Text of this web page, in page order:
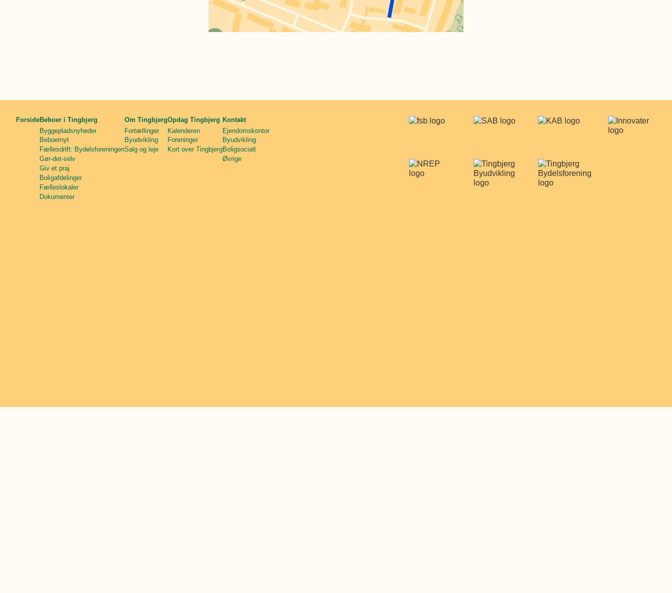
ForsideBeboer i Tingbjerg
Byggepladsnyheder
Beboernyt
Fællesdrift: Bydelsforeningen
Gør-det-selv
Giv et praj
Boligafdelinger
Fælleslokaler
Dokumenter
Om Tingbjerg
Fortællinger
Byudvikling
Salg og leje
Opdag Tingbjerg
Kalenderen
Foreninger
Kort over Tingbjerg
Kontakt
Ejendomskontor
Byudvikling
Boligsocialt
Øvrige